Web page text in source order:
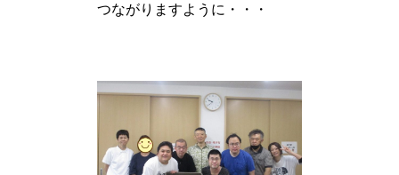
つながりますように・・・